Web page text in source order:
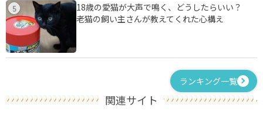
5
18歳の愛猫が大声で鳴く、どうしたらいい？
老猫の飼い主さんが教えてくれた心構え
ランキング一覧
関連サイト